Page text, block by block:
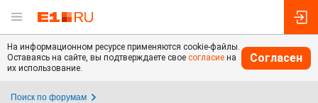
На информационном ресурсе применяются cookie-файлы.
Оставаясь на сайте, вы подтверждаете свое согласие на
их использование.
Согласен
Поиск по форумам